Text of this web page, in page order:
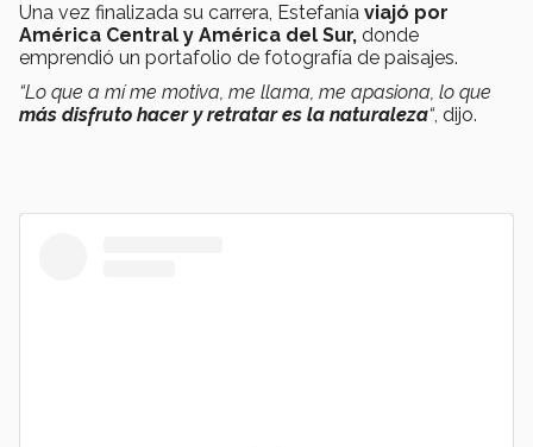
Una vez finalizada su carrera, Estefanía viajó por
América Central y América del Sur, donde
emprendió un portafolio de fotografía de paisajes.
“Lo que a mí me motiva, me llama, me apasiona, lo que
más disfruto hacer y retratar es la naturaleza“, dijo.